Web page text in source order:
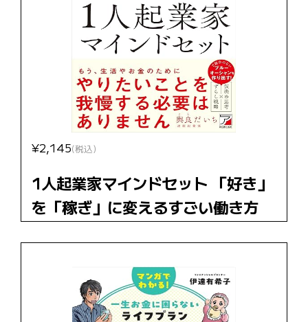
¥2,145(税込)
1人起業家マインドセット 「好き」
を「稼ぎ」に変えるすごい働き方